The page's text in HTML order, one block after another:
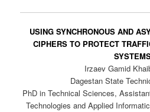
USING SYNCHRONOUS AND
CIPHERS TO PROTECT
Irzaev Gamid
Dagestan State
PhD in Technical Sciences,
Technologies and Applied